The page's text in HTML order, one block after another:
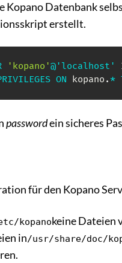
Kopano Datenbank
erstellt.
'kopano'@'localhost'
ON kopano . *
passwordein sicheres
für den Kopano
kopanokeine Dateien
in/usr/share/doc/